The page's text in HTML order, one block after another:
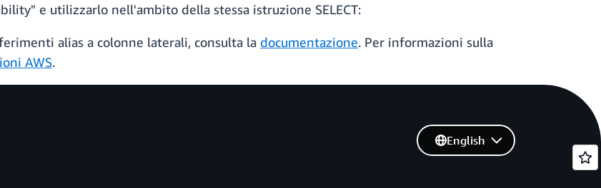
e utilizzarlo nell'ambito della stessa istruzione SELECT:
alias a colonne laterali, consulta la documentazione. Per informazioni sulla
AWS.
English